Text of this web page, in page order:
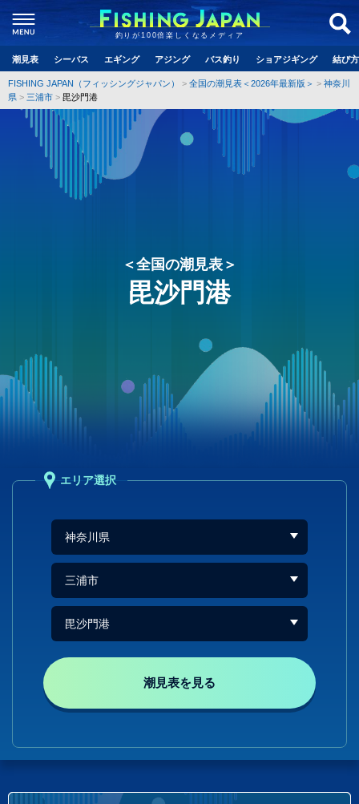
釣りが100倍楽しくなるメディア
潮見表 シーバス エギング アジング バス釣り ショアジギング 結び
FISHING JAPAN（フィッシングジャパン） 全国の潮見表＜2026年最新版＞
神奈川
県
三浦市 毘沙門港
＜全国の潮見表＞
毘沙門港
エリア選択
潮見表を見る